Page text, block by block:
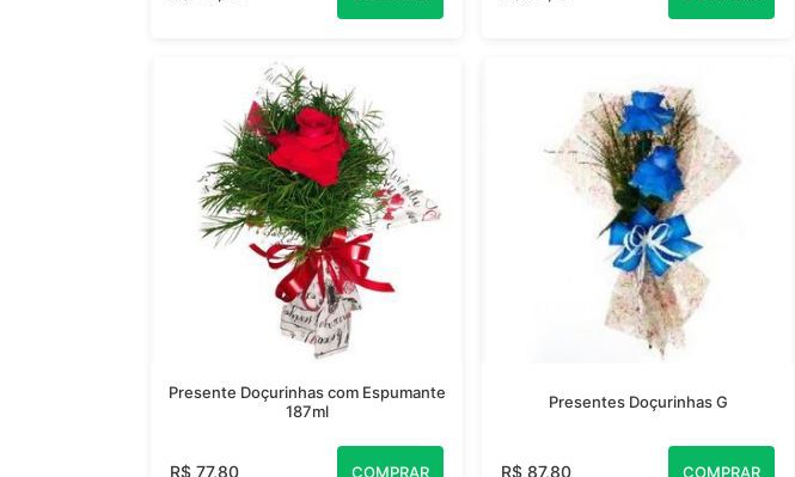
Presente Doçurinhas com Espumante
187ml
R$ 77,80 COMPRAR
Presentes Doçurinhas G
R$ 87,80 COMPRAR